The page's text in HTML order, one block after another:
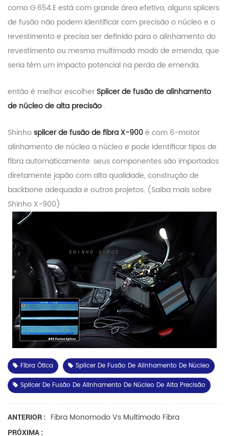
como G.654.E está com grande área efetiva, alguns splicers
de fusão não podem identificar com precisão o núcleo e o
revestimento e precisa ser definido para o alinhamento do
revestimento ou mesmo multimodo modo de emenda, que
seria têm um impacto potencial na perda de emenda.
então é melhor escolherSplicer de fusão de alinhamento
de núcleo de alta precisão .
Shinhosplicer de fusão de fibra X-900é com 6-motor
alinhamento de núcleo a núcleo e pode identificar tipos de
fibra automaticamente. seus componentes são importados
diretamente japão com alta qualidade, construção de
backbone adequada e outros projetos. (Saiba mais sobre
Shinho X-900)
Fibra Ótica
Splicer De Fusão De Alinhamento De Núcleo
Splicer De Fusão De Alinhamento De Núcleo De Alta Precisão
ANTERIOR : Fibra Monomodo Vs Multimodo Fibra
PRÓXIMA :